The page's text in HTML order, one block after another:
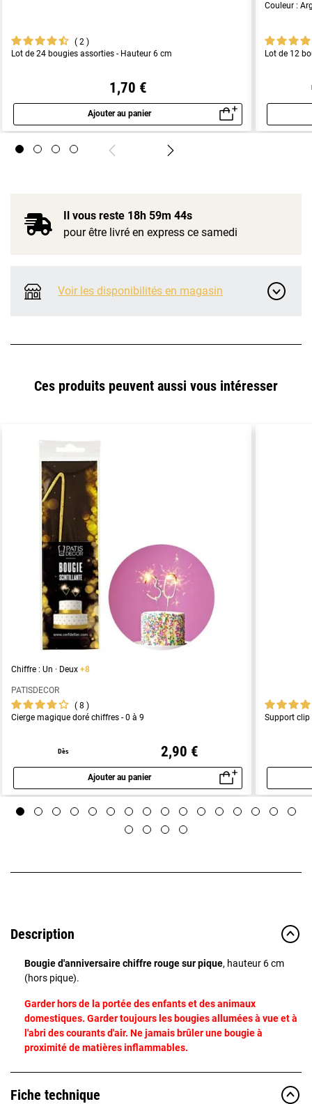
2
Lot de 24 bougies assorties - Hauteur 6 cm
1,70 €
Ajouter au panier
Aperçu rapide
Couleur :
Lot de 12
Il vous reste 18h 59m 44s
pour être livré en express ce samedi
Voir les disponibilités en magasin
Ces produits peuvent aussi vous intéresser
Chiffre : Un · Deux +8
PATISDECOR
8
Cierge magique doré chiffres - 0 à 9
Dès 2,90 €
Ajouter au panier
Aperçu rapide
Support clip
Description
Bougie d'anniversaire chiffre rouge sur pique, hauteur 6 cm
(hors pique).
Garder hors de la portée des enfants et des animaux
domestiques. Garder toujours les bougies allumées à vue et à
l'abri des courants d'air. Ne jamais brûler une bougie à
proximité de matières inflammables.
Fiche technique